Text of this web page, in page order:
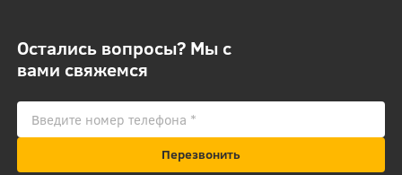
Остались вопросы? Мы с
вами свяжемся
Перезвонить